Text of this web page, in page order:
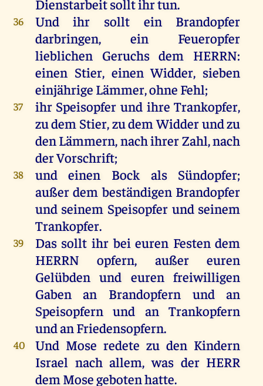
Dienstarbeitsolltihrtun.
36 Und ihr sollt ein
Brandopfer
darbringen, ein Feueropfer
lieblichen Geruchs dem HERRN:
einen Stier, einen Widder, sieben
einjährige Lämmer,ohne Fehl;
37 ihr Speisopfer und ihre Trankopfer,
zudem Stier,zudem Widderundzu
denLämmern,nachihrerZahl,nach
derVorschrift;
38 und einen Bock als Sündopfer;
außer dem beständigen Brandopfer
und seinem Speisopfer und seinem
Trankopfer.
39 Das sollt ihr bei euren Festen dem
HERRN
opfern, außer
euren
Gelübdenund euren freiwilligen
Gaben
an Brandopfern und
an
Speisopfern und an Trankopfern
undanFriedensopfern.
40 Und Mose redete zu den Kindern
Israel nach allem,was der HERR
dem Mosegebotenhatte.